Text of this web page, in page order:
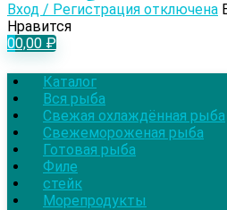
Вход / Регистрация отключена
Нравится
00,00 ₽
Каталог
Вся рыба
Свежая охлаждённая рыба
Свежемороженая рыба
Готовая рыба
Филе
стейк
Морепродукты